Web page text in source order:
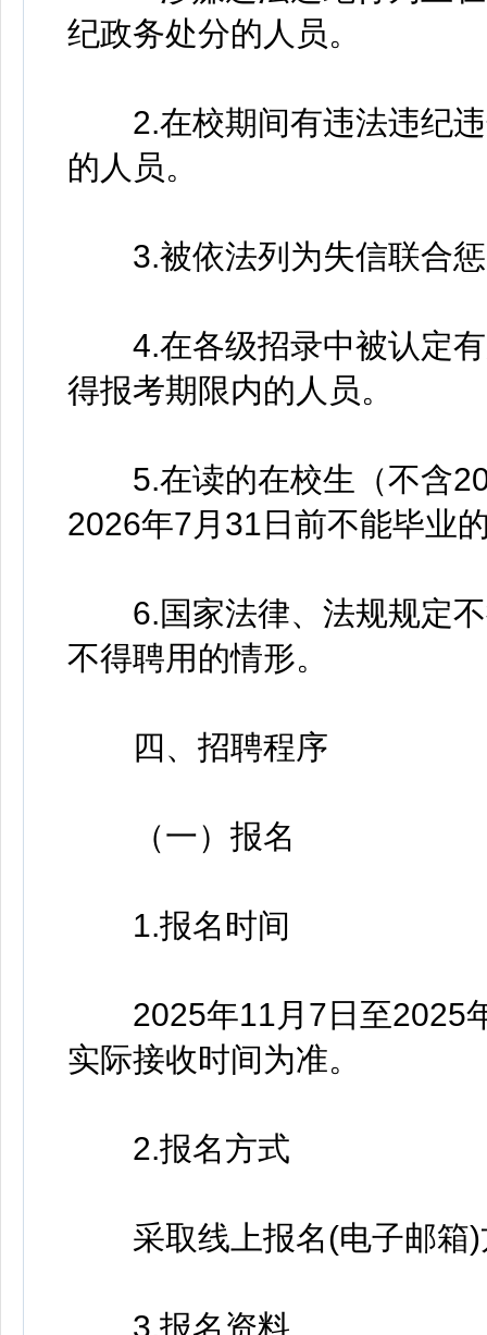
纪政务处分的人员。
2.在校期间有违法违纪违
的人员。
3.被依法列为失信联合惩
4.在各级招录中被认定有
得报考期限内的人员。
5.在读的在校生（不含
2026年7月31日前不能毕业
6.国家法律、法规规定不
不得聘用的情形。
四、招聘程序
（一）报名
1.报名时间
2025年11月7日至2025年
实际接收时间为准。
2.报名方式
采取线上报名(电子邮箱)
3.报名资料